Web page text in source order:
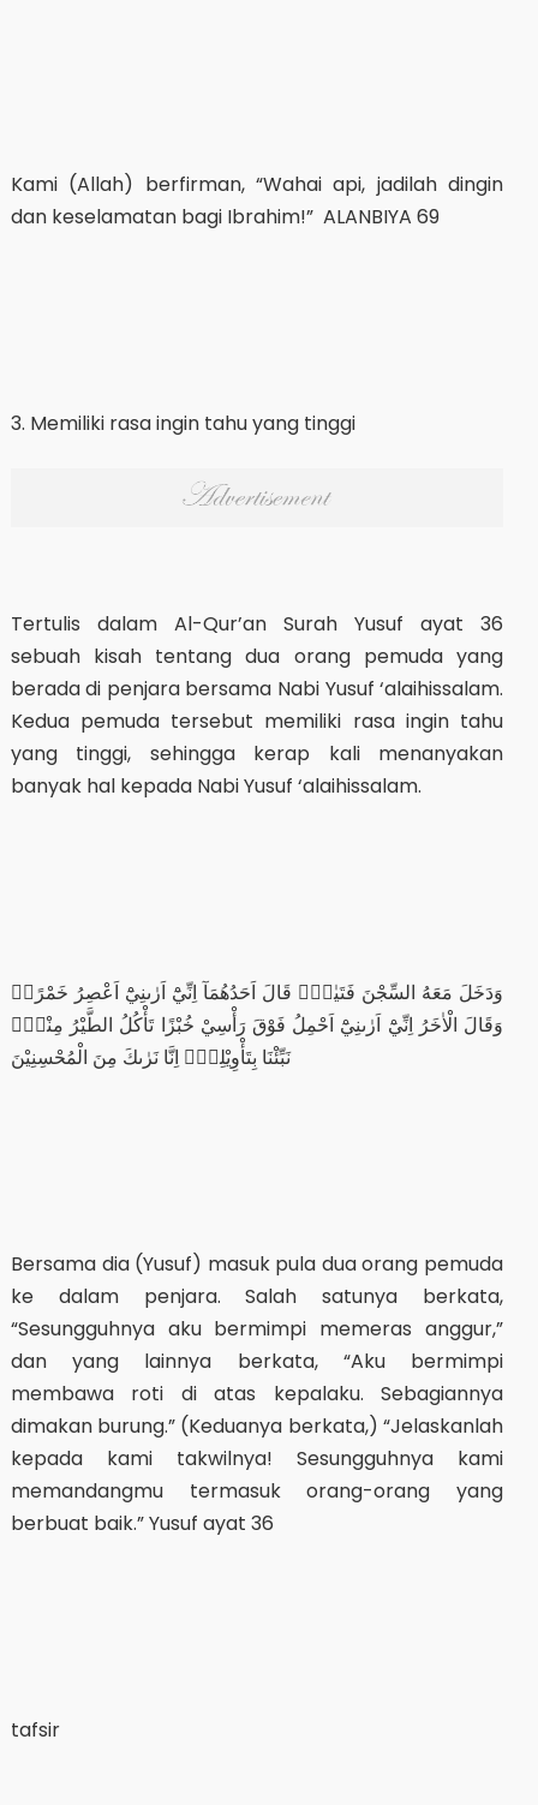
Kami (Allah) berfirman, “Wahai api, jadilah dingin
dan keselamatan bagi Ibrahim!” ALANBIYA 69
3. Memiliki rasa ingin tahu yang tinggi
Tertulis dalam Al-Qur’an Surah Yusuf ayat 36
sebuah kisah tentang dua orang pemuda yang
berada di penjara bersama Nabi Yusuf ‘alaihissalam.
Kedua pemuda tersebut memiliki rasa ingin tahu
yang tinggi, sehingga kerap kali menanyakan
banyak hal kepada Nabi Yusuf ‘alaihissalam.
وَدَخَلَ مَعَهُ السِّجْنَ فَتَيٰنِۗ قَالَ اَحَدُهُمَآ اِنِّيْٓ اَرٰىنِيْٓ اَعْصِرُ خَمْرًاۚ
وَقَالَ الْاٰخَرُ اِنِّيْٓ اَرٰىنِيْٓ اَحْمِلُ فَوْقَ رَأْسِيْ خُبْزًا تَأْكُلُ الطَّيْرُ مِنْهُۗ
نَبِّئْنَا بِتَأْوِيْلِهٖۚ اِنَّا نَرٰىكَ مِنَ الْمُحْسِنِيْنَ
Bersama dia (Yusuf) masuk pula dua orang pemuda
ke dalam penjara. Salah satunya berkata,
“Sesungguhnya aku bermimpi memeras anggur,”
dan yang lainnya berkata, “Aku bermimpi
membawa roti di atas kepalaku. Sebagiannya
dimakan burung.” (Keduanya berkata,) “Jelaskanlah
kepada kami takwilnya! Sesungguhnya kami
memandangmu termasuk orang-orang yang
berbuat baik.” Yusuf ayat 36
tafsir